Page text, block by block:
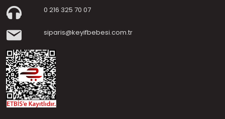
0 216 325 70 07
siparis@keyifbebesi.com.tr